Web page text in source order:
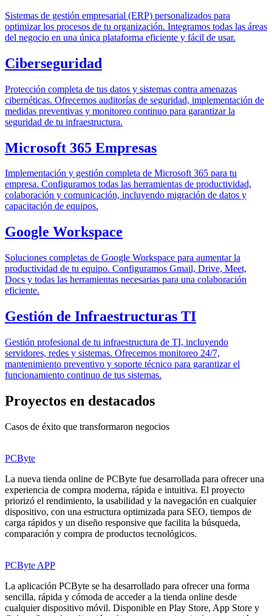
Sistemas de gestión empresarial (ERP) personalizados para
optimizar los procesos de tu organización. Integramos todas las áreas
del negocio en una única plataforma eficiente y fácil de usar.
Ciberseguridad
Protección completa de tus datos y sistemas contra amenazas
cibernéticas. Ofrecemos auditorías de seguridad, implementación de
medidas preventivas y monitoreo continuo para garantizar la
seguridad de tu infraestructura.
Microsoft 365 Empresas
Implementación y gestión completa de Microsoft 365 para tu
empresa. Configuramos todas las herramientas de productividad,
colaboración y comunicación, incluyendo migración de datos y
capacitación de equipos.
Google Workspace
Soluciones completas de Google Workspace para aumentar la
productividad de tu equipo. Configuramos Gmail, Drive, Meet,
Docs y todas las herramientas necesarias para una colaboración
eficiente.
Gestión de Infraestructuras TI
Gestión profesional de tu infraestructura de TI, incluyendo
servidores, redes y sistemas. Ofrecemos monitoreo 24/7,
mantenimiento preventivo y soporte técnico para garantizar el
funcionamiento continuo de tus sistemas.
Proyectos en destacados
Casos de éxito que transformaron negocios
PCByte
La nueva tienda online de PCByte fue desarrollada para ofrecer una
experiencia de compra moderna, rápida e intuitiva. El proyecto
priorizó el rendimiento, la usabilidad y la navegación en cualquier
dispositivo, con una estructura optimizada para SEO, tiempos de
carga rápidos y un diseño responsive que facilita la búsqueda,
comparación y compra de productos tecnológicos.
PCByte APP
La aplicación PCByte se ha desarrollado para ofrecer una forma
sencilla, rápida y cómoda de acceder a la tienda online desde
cualquier dispositivo móvil. Disponible en Play Store, App Store y